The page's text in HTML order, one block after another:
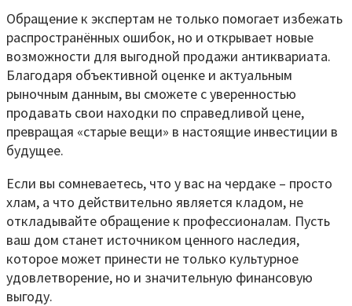
Обращение к экспертам не только помогает избежать
распространённых ошибок, но и открывает новые
возможности для выгодной продажи антиквариата.
Благодаря объективной оценке и актуальным
рыночным данным, вы сможете с уверенностью
продавать свои находки по справедливой цене,
превращая «старые вещи» в настоящие инвестиции в
будущее.
Если вы сомневаетесь, что у вас на чердаке – просто
хлам, а что действительно является кладом, не
откладывайте обращение к профессионалам. Пусть
ваш дом станет источником ценного наследия,
которое может принести не только культурное
удовлетворение, но и значительную финансовую
выгоду.